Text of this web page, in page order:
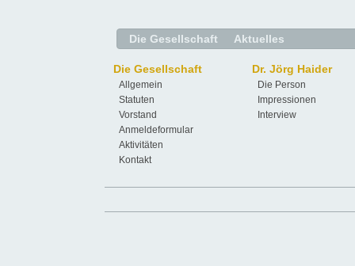
Die Gesellschaft Aktuelles
Die Gesellschaft
Allgemein
Statuten
Vorstand
Anmeldeformular
Aktivitäten
Kontakt
Dr. Jörg Haider
Die Person
Impressionen
Interview